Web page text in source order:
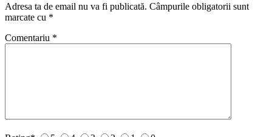
Adresa ta de email nu va fi publicată. Câmpurile obligatorii sunt
marcate cu *
Comentariu *